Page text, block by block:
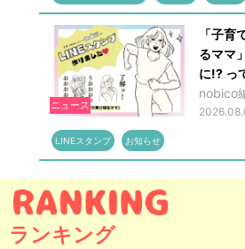
ニュース
「子育
るママ
に!? っ
nobico
LINEスタンプ お知らせ
ランキング